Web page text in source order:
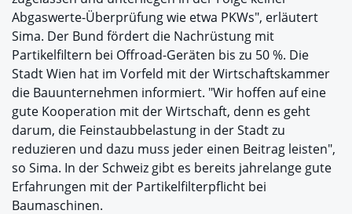
Abgaswerte-Überprüfung wie etwa PKWs", erläutert
Sima. Der Bund fördert die Nachrüstung mit
Partikelfiltern bei Offroad-Geräten bis zu 50 %. Die
Stadt Wien hat im Vorfeld mit der Wirtschaftskammer
die Bauunternehmen informiert. "Wir hoffen auf eine
gute Kooperation mit der Wirtschaft, denn es geht
darum, die Feinstaubbelastung in der Stadt zu
reduzieren und dazu muss jeder einen Beitrag leisten",
so Sima. In der Schweiz gibt es bereits jahrelange gute
Erfahrungen mit der Partikelfilterpflicht bei
Baumaschinen.